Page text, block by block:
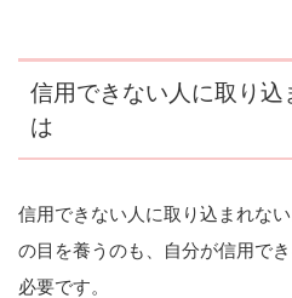
信用できない人に取り込
は
信用できない人に取り込まれな
の目を養うのも、自分が信用で
必要です。